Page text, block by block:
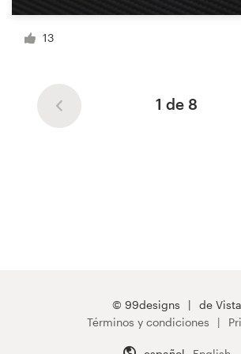
13
1 de 8
© 99designs
de Vista
Términos y condiciones